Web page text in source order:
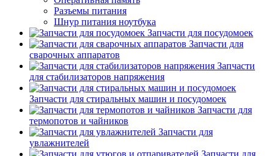
Разъемы питания
Шнур питания ноутбука
Запчасти для посудомоек
Запчасти для
сварочных аппаратов
Запчасти
для стабилизаторов напряжения
Запчасти для стиральных машин и посудомоек
Запчасти для
термопотов и чайников
Запчасти для
увлажнителей
Запчасти для